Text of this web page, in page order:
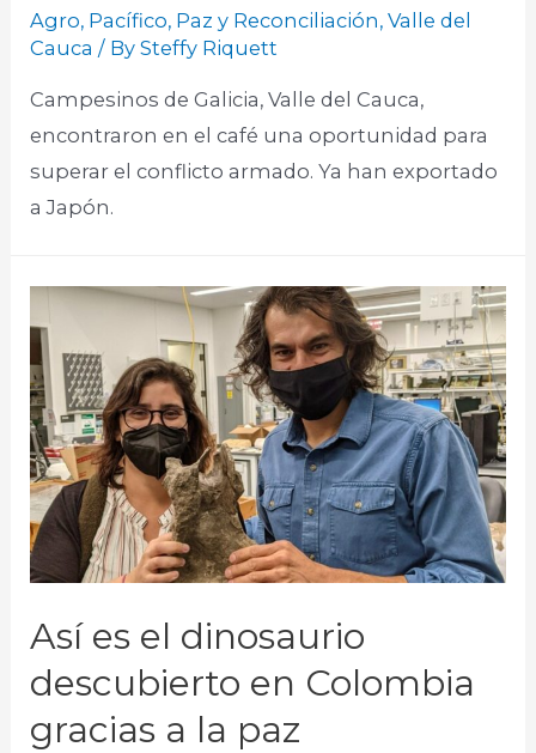
Agro, Pacífico, Paz y Reconciliación,Valle del
Cauca / BySteffy Riquett
Campesinos de Galicia, Valle del Cauca,
encontraron en el café una oportunidad para
superar el conflicto armado. Ya han exportado
a Japón.
Así es el dinosaurio
descubierto en Colombia
gracias a la paz